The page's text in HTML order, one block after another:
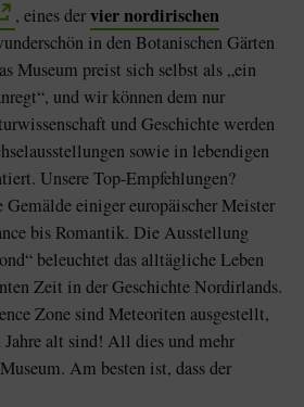
, eines dervier nordirischen
in den Botanischen Gärten
Museum preist sich selbst als „ein
und wir können dem nur
und Geschichte werden
sowie in lebendigen
Unsere Top-Empfehlungen?
Gemälde einiger europäischer Meister
bis Romantik. Die Ausstellung
beleuchtet das alltägliche Leben
Zeit in der Geschichte Nordirlands.
Zone sind Meteoriten ausgestellt,
alt sind! All dies und mehr
Am besten ist, dass der